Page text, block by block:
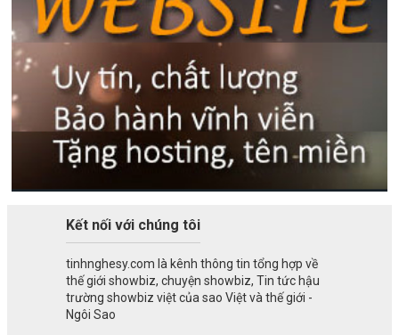
Kết nối với chúng tôi
tinhnghesy.com là kênh thông tin tổng hợp về
thế giới showbiz, chuyện showbiz, Tin tức hậu
trường showbiz việt của sao Việt và thế giới -
Ngôi Sao